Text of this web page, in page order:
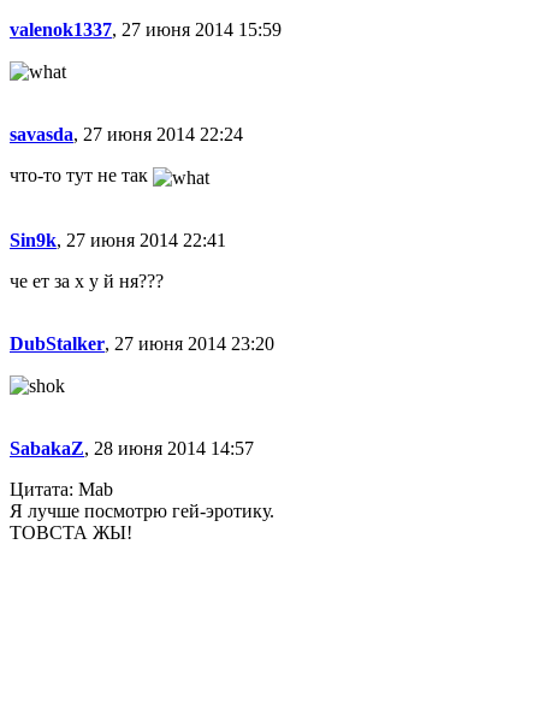
valenok1337, 27 июня 2014 15:59
savasda, 27 июня 2014 22:24
что-то тут не так
Sin9k, 27 июня 2014 22:41
че ет за х у й ня???
DubStalker, 27 июня 2014 23:20
SabakaZ, 28 июня 2014 14:57
Цитата: Mab
Я лучше посмотрю гей-эротику.
ТОВСТА ЖЫ!